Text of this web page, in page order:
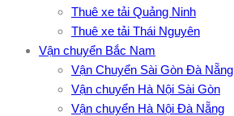
Thuê xe tải Quảng Ninh
Thuê xe tải Thái Nguyên
Vận chuyển Bắc Nam
Vận Chuyển Sài Gòn Đà Nẵng
Vận chuyển Hà Nội Sài Gòn
Vận chuyển Hà Nội Đà Nẵng